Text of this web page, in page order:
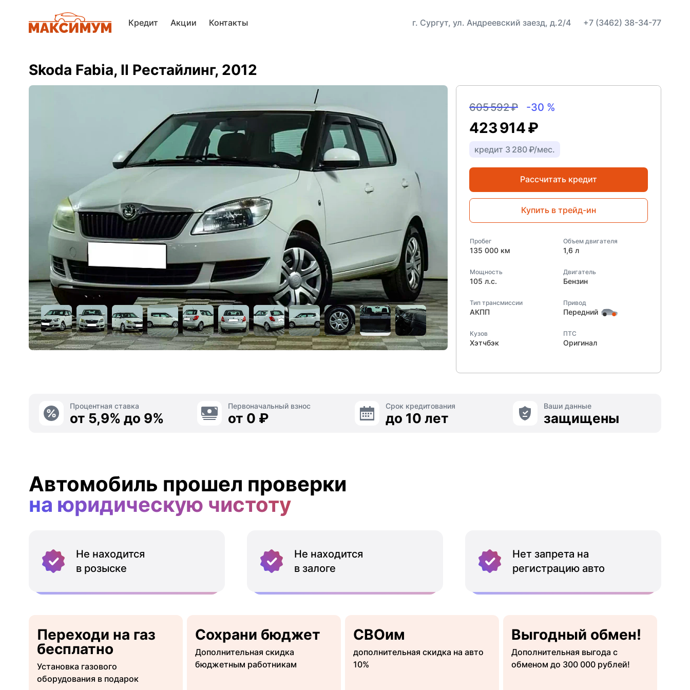
Кредит Акции Контакты г. Сургут, ул. Андреевский заезд, д.2/4 +7 (3462) 38-34-77
Skoda Fabia, II Рестайлинг, 2012
605 592 ₽ -30 %
423 914 ₽
кредит 3 280 ₽/мес.
Рассчитать кредит
Купить в трейд-ин
Пробег
135 000 км
Объем двигателя
1,6 л
Мощность
105 л.с.
Двигатель
Бензин
Тип трансмиссии
АКПП
Привод
Передний
Кузов
Хэтчбэк
ПТС
Оригинал
Процентная ставка
от 5,9% до 9%
Первоначальный взнос
от 0 ₽
Срок кредитования
до 10 лет
Ваши данные
защищены
Автомобиль прошел проверки
на юридическую чистоту
Не находится
в розыске
Не находится
в залоге
Нет запрета на
регистрацию авто
Переходи на газ
бесплатно
Установка газового
оборудования в подарок
Сохрани бюджет
Дополнительная скидка
бюджетным работникам
СВОим
дополнительная скидка на авто
10%
Выгодный обмен!
Дополнительная выгода с
обменом до 300 000 рублей!